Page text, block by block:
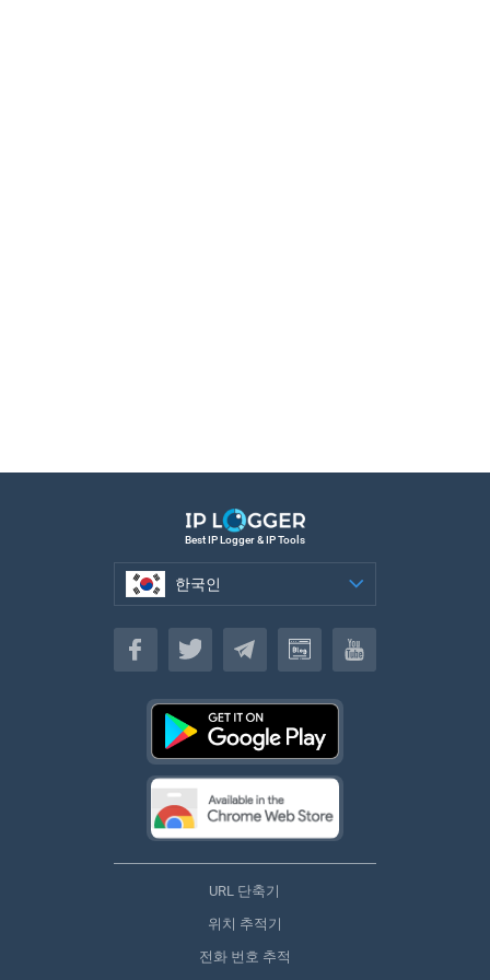
Best IP Logger & IP Tools
한국인
한국인
URL 단축기
위치 추적기
전화 번호 추적